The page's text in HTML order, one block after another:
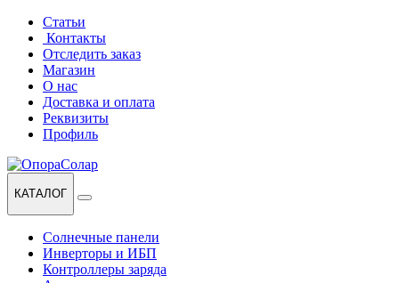
Перейти
навигации
Перейти
содержанию
Статьи
Контакты
Отследить заказ
Магазин
О нас
Доставка и оплата
Реквизиты
Профиль
КАТАЛОГ
Солнечные панели
Инверторы и ИБП
Контроллеры заряда